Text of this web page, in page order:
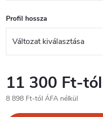
Profil hossza
11 300 Ft-tól
8 898 Ft-tól ÁFA nélkül